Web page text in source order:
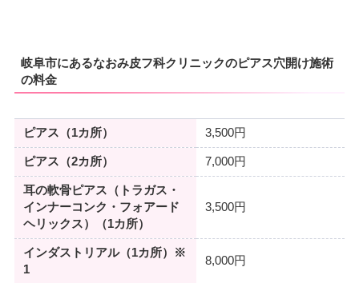
岐阜市にあるなおみ皮フ科クリニックのピアス穴開け施術
の料金
ピアス（1カ所） 3,500円
ピアス（2カ所） 7,000円
耳の軟骨ピアス（トラガス・
インナーコンク・フォアード
ヘリックス）（1カ所）
3,500円
インダストリアル（1カ所）※
1
8,000円